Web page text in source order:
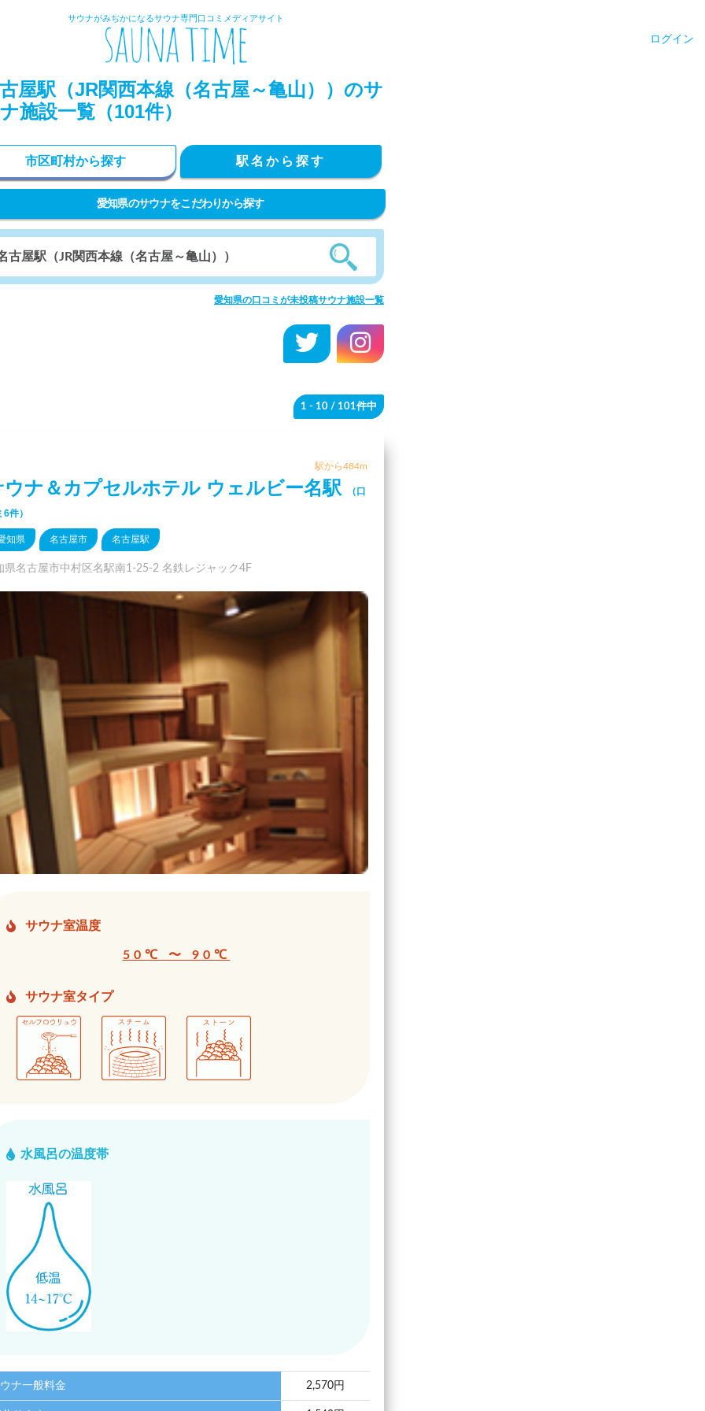
サウナがみぢかになるサウナ専門口コミメディアサイト
ログイン
屋駅（JR関西本線（名古屋～亀山））のサ
施設一覧（101件）
市区町村から探す 駅名から探す
愛知県のサウナをこだわりから探す
愛知県の口コミが未投稿サウナ施設一覧
1 - 10 / 101件中
駅から484m
ウナ＆カプセルホテル ウェルビー名駅
（口
件）
知県 名古屋市 名古屋駅
県名古屋市中村区名駅南1-25-2 名鉄レジャック4F
サウナ室温度
50℃ 〜 90℃
サウナ室タイプ
水風呂の温度帯
ナ一般料金 2,570円